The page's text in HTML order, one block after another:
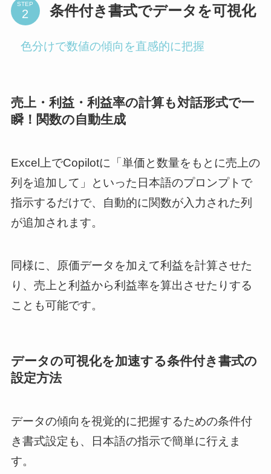
STEP 条件付き書式でデータを可視化
色分けで数値の傾向を直感的に把握
売上・利益・利益率の計算も対話形式で一
瞬！関数の自動生成
Excel上でCopilotに「単価と数量をもとに売上の
列を追加して」といった日本語のプロンプトで
指示するだけで、自動的に関数が入力された列
が追加されます。
同様に、原価データを加えて利益を計算させた
り、売上と利益から利益率を算出させたりする
ことも可能です。
データの可視化を加速する条件付き書式の
設定方法
データの傾向を視覚的に把握するための条件付
き書式設定も、日本語の指示で簡単に行えま
す。